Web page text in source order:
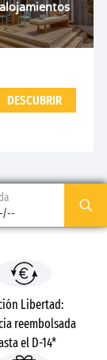
DESCUBRIR
Libertad:
reembolsada
el D-14*